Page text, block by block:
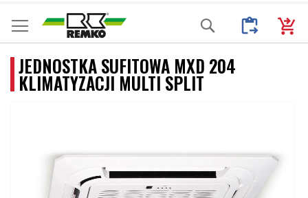
Przejdź
do
treści
Mój
Moje
Search
JEDNOSTKA SUFITOWA MXD 204
KLIMATYZACJI MULTI SPLIT